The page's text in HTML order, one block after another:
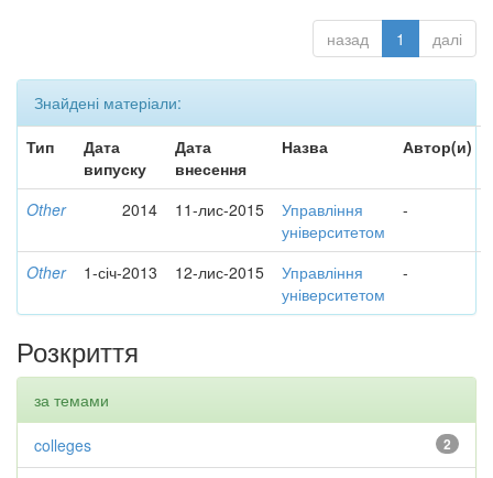
назад 1 далі
Знайдені матеріали:
Тип
Дата
випуску
Дата
внесення
Назва Автор(и)
Other 2014 11-лис-2015
Управління
університетом
-
Other 1-січ-2013 12-лис-2015
Управління
університетом
-
Розкриття
за темами
2
colleges